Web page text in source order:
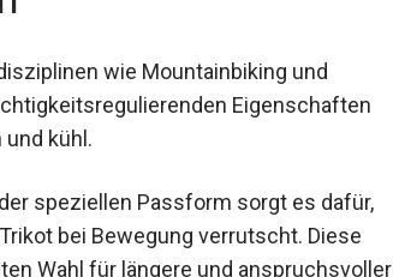
wie Mountainbiking und
Eigenschaften
speziellen Passform sorgt es dafür,
bei Bewegung verrutscht. Diese